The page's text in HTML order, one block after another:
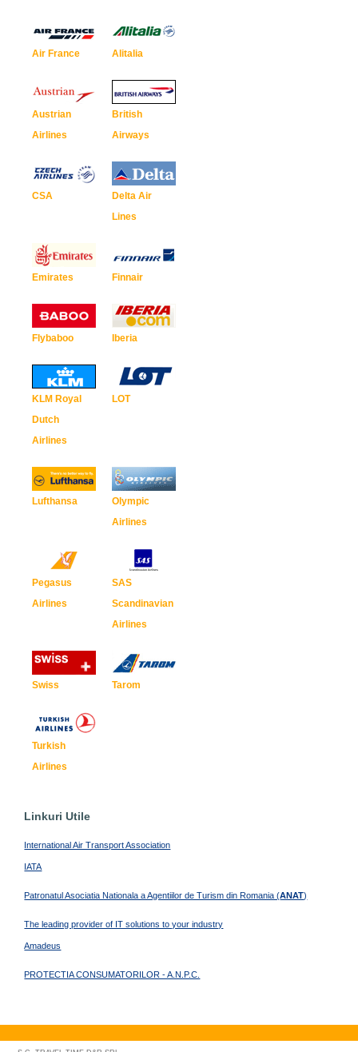
Air France Alitalia
Austrian
Airlines
British
Airways
CSA
Delta Air
Lines
Emirates Finnair
Flybaboo Iberia
KLM Royal
Dutch
Airlines
LOT
Lufthansa
Olympic
Airlines
Pegasus
Airlines
SAS
Scandinavian
Airlines
Swiss Tarom
Turkish
Airlines
Linkuri Utile
International Air Transport Association
IATA
Patronatul Asociatia Nationala a Agentiilor de Turism din Romania (ANAT)
The leading provider of IT solutions to your industry
Amadeus
PROTECTIA CONSUMATORILOR - A.N.P.C.